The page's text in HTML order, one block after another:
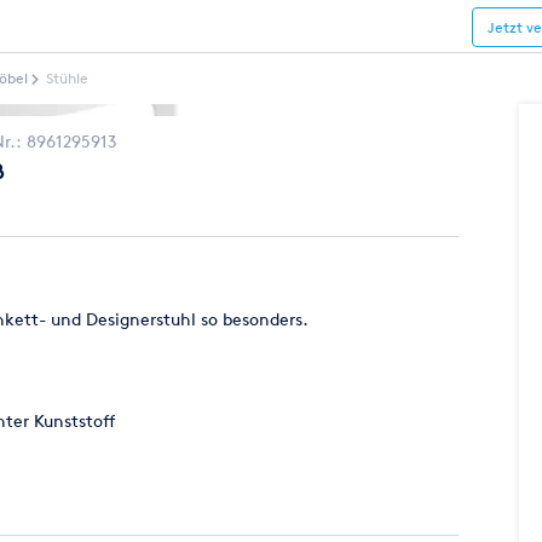
Jetzt
Stühle
8961295913
und Designerstuhl so besonders.
Kunststoff